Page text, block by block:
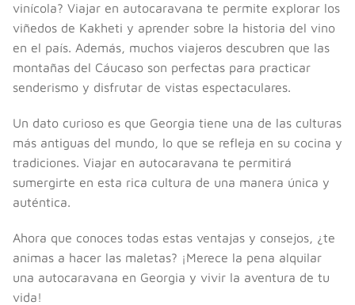
vinícola? Viajar en autocaravana te permite explorar los
viñedos de Kakheti y aprender sobre la historia del vino
en el país. Además, muchos viajeros descubren que las
montañas del Cáucaso son perfectas para practicar
senderismo y disfrutar de vistas espectaculares.
Un dato curioso es que Georgia tiene una de las culturas
más antiguas del mundo, lo que se refleja en su cocina y
tradiciones. Viajar en autocaravana te permitirá
sumergirte en esta rica cultura de una manera única y
auténtica.
Ahora que conoces todas estas ventajas y consejos, ¿te
animas a hacer las maletas? ¡Merece la pena alquilar
una autocaravana en Georgia y vivir la aventura de tu
vida!